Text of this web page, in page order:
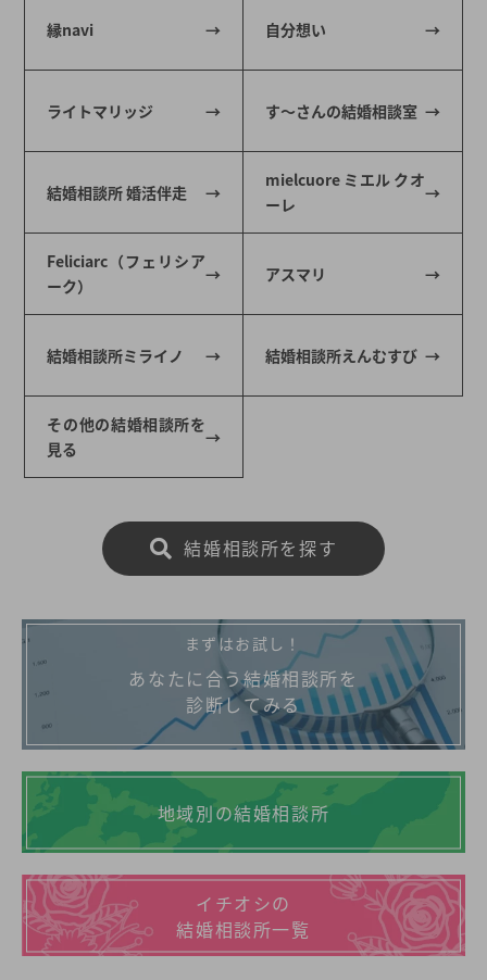
縁navi 自分想い
ライトマリッジ す～さんの結婚相談室
結婚相談所 婚活伴走
mielcuore ミエル クオ
ーレ
Feliciarc（フェリシア
ーク）
アスマリ
結婚相談所ミライノ 結婚相談所えんむすび
その他の結婚相談所を
見る
結婚相談所を探す
まずはお試し！
あなたに合う結婚相談所を
診断してみる
地域別の結婚相談所
イチオシの
結婚相談所一覧